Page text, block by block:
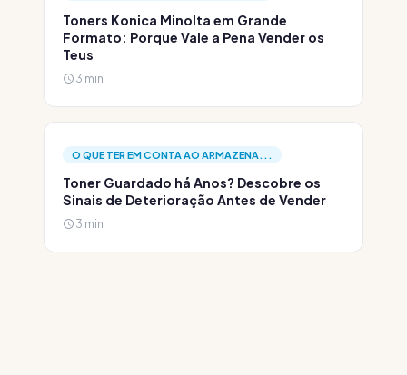
Toners Konica Minolta em Grande
Formato: Porque Vale a Pena Vender os
Teus
3 min
O QUE TER EM CONTA AO ARMAZENA...
Toner Guardado há Anos? Descobre os
Sinais de Deterioração Antes de Vender
3 min